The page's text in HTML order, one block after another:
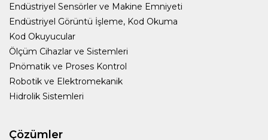
Endüstriyel Sensörler ve Makine Emniyeti
Endüstriyel Görüntü İşleme, Kod Okuma
Kod Okuyucular
Ölçüm Cihazlar ve Sistemleri
Pnömatik ve Proses Kontrol
Robotik ve Elektromekanik
Hidrolik Sistemleri
Çözümler